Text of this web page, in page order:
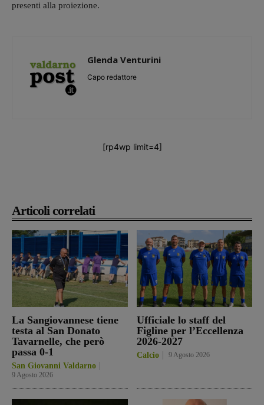
Articoli correlati
La Sangiovannese tiene
testa al San Donato
Tavarnelle, che però
passa 0-1
San Giovanni Valdarno
9 Agosto 2026
Ufficiale lo staff del
Figline per l’Eccellenza
2026-2027
Calcio 9 Agosto 2026
presenti alla proiezione.
Glenda Venturini
Capo redattore
[rp4wp limit=4]